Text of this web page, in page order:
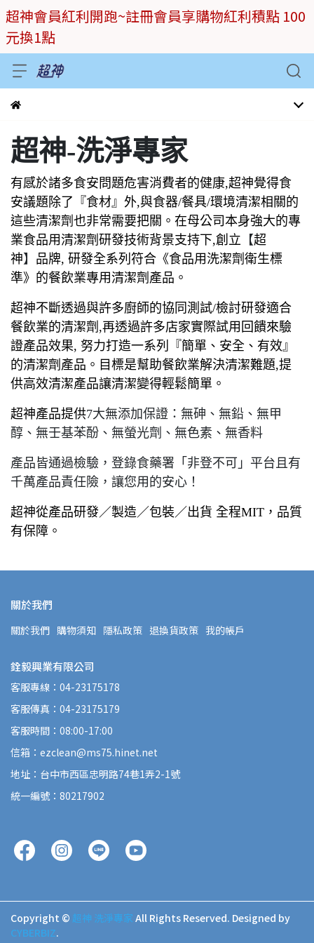
超神會員紅利開跑~註冊會員享購物紅利積點 100
元換1點
超神-洗淨專家
有感於諸多食安問題危害消費者的健康,超神覺得食
安議題除了『食材』外,與食器/餐具/環境清潔相關的
這些清潔劑也非常需要把關。在母公司本身強大的專
業食品用清潔劑研發技術背景支持下,創立 【超
神】 品牌, 研發全系列符合《食品用洗潔劑衛生標
準》的餐飲業專用清潔劑產品。
超神不斷透過與許多廚師的協同測試/檢討研發適合
餐飲業的清潔劑,再透過許多店家實際試用回饋來驗
證產品效果, 努力打造一系列『簡單、安全、有效』
的清潔劑產品。目標是幫助餐飲業解決清潔難題,提
供高效清潔產品讓清潔變得輕鬆簡單。
超神產品提供7大無添加保證：無砷、無鉛、無甲
醇、無壬基苯酚、無螢光劑、無色素、無香料
產品皆通過檢驗，登錄食藥署「非登不可」平台且有
千萬產品責任險，讓您用的安心！
超神從產品研發／製造／包裝／出貨 全程MIT，品質
有保障。
關於我們
關於我們 購物須知 隱私政策 退換貨政策 我的帳戶
銓毅興業有限公司
客服專線：04-23175178
客服傳真：04-23175179
客服時間：08:00-17:00
信箱：ezclean@ms75.hinet.net
地址：台中市西區忠明路74巷1弄2-1號
統一編號：80217902
Copyright © 超神 洗淨專家 All Rights Reserved. Designed by
CYBERBIZ.